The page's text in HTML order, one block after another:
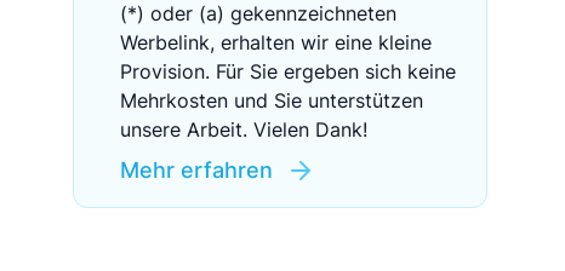
(*) oder (a) gekennzeichneten
Werbelink, erhalten wir eine kleine
Provision. Für Sie ergeben sich keine
Mehrkosten und Sie unterstützen
unsere Arbeit. Vielen Dank!
Mehr erfahren